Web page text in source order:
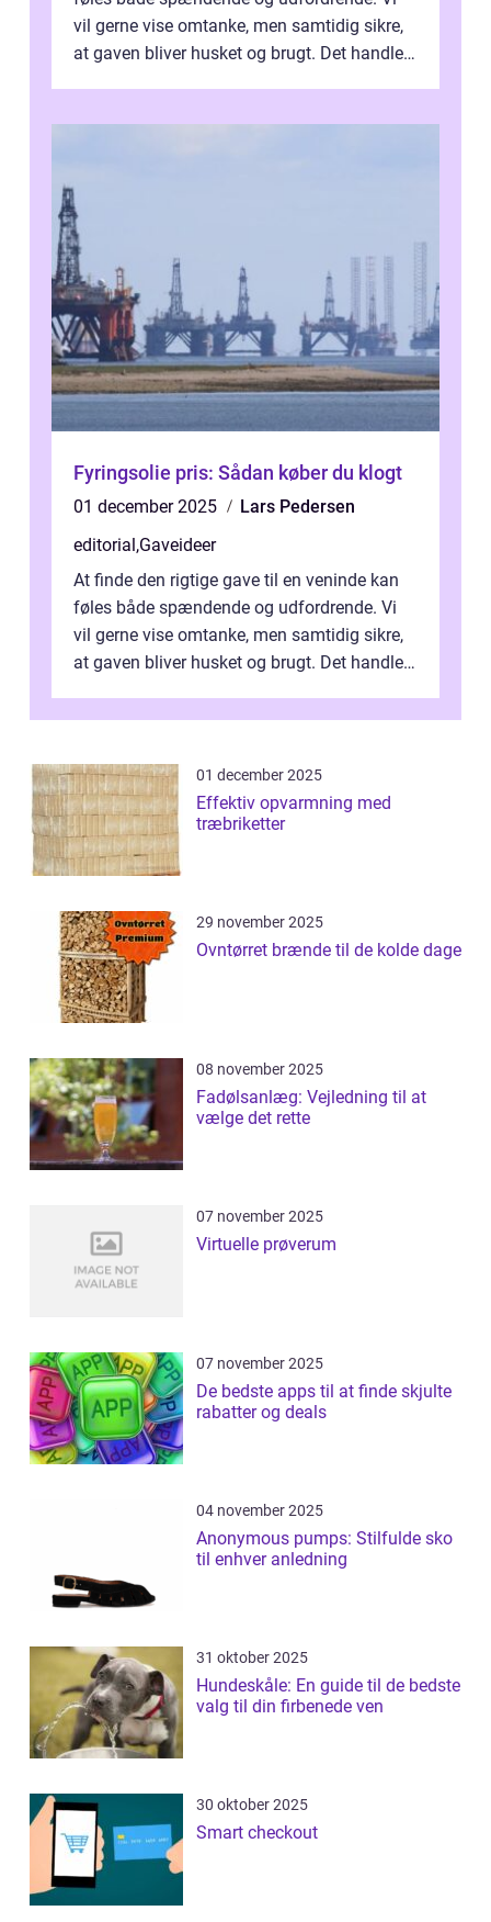
vil gerne vise omtanke, men samtidig sikre,
at gaven bliver husket og brugt. Det handler
Fyringsolie pris: Sådan køber du klogt
01 december 2025
Lars Pedersen
editorial ,Gaveideer
At finde den rigtige gave til en veninde kan
føles både spændende og udfordrende. Vi
vil gerne vise omtanke, men samtidig sikre,
at gaven bliver husket og brugt. Det handler
01 december 2025
Effektiv opvarmning med
træbriketter
29 november 2025
Ovntørret brænde til de kolde dage
08 november 2025
Fadølsanlæg: Vejledning til at
vælge det rette
07 november 2025
Virtuelle prøverum
07 november 2025
De bedste apps til at finde skjulte
rabatter og deals
04 november 2025
Anonymous pumps: Stilfulde sko
til enhver anledning
31 oktober 2025
Hundeskåle: En guide til de bedste
valg til din firbenede ven
30 oktober 2025
Smart checkout